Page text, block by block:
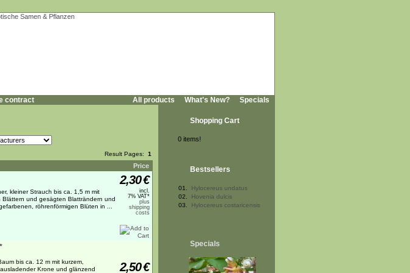
contract All products What's New? Specials
Result Pages: 1
Price
kleiner Strauch bis ca. 1,5 m mit
Blättern und gesägten Blatträndern und
röhrenförmigen Blüten in ...
2,30€
incl.
7% VAT*
plus
shipping
costs
bis ca. 12 m mit kurzem,
Krone und glänzend
2,50€
Shopping Cart
0 items!
Bestsellers
01.
Hylocereus undatus
02.
Hovenia dulcis
03.
Hylocereus costaricensis
Specials